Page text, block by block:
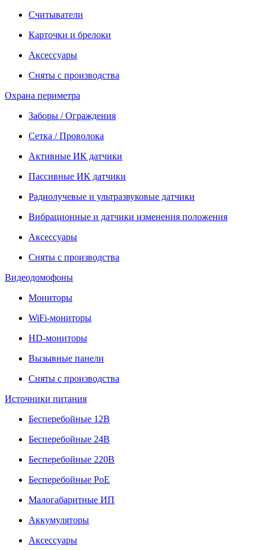
Считыватели
Карточки и брелоки
Аксессуары
Сняты с производства
Охрана периметра
Заборы / Ограждения
Сетка / Проволока
Активные ИК датчики
Пассивные ИК датчики
Радиолучевые и ультразвуковые датчики
Вибрационные и датчики изменения положения
Аксессуары
Сняты с производства
Видеодомофоны
Мониторы
WiFi-мониторы
HD-мониторы
Вызывные панели
Сняты с производства
Источники питания
Бесперебойные 12В
Бесперебойные 24В
Бесперебойные 220В
Бесперебойные PoE
Малогабаритные ИП
Аккумуляторы
Аксессуары